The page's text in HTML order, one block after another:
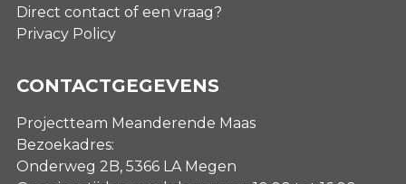
Direct contact of een vraag?
Privacy Policy
CONTACTGEGEVENS
Projectteam Meanderende Maas
Bezoekadres:
Onderweg 2B, 5366 LA Megen